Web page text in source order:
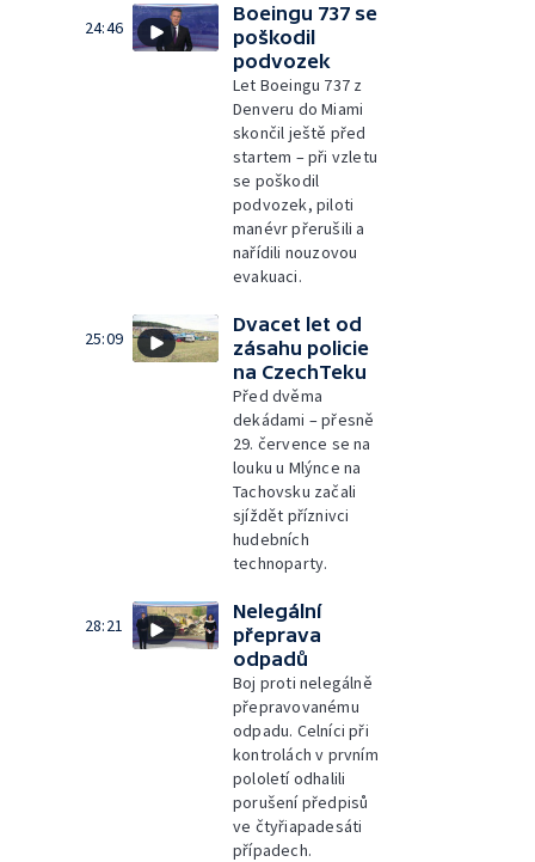
24:46
Boeingu 737 se
poškodil
podvozek
Let Boeingu 737 z
Denveru do Miami
skončil ještě před
startem – při vzletu
se poškodil
podvozek, piloti
manévr přerušili a
nařídili nouzovou
evakuaci.
25:09
Dvacet let od
zásahu policie
na CzechTeku
Před dvěma
dekádami – přesně
29. července se na
louku u Mlýnce na
Tachovsku začali
sjíždět příznivci
hudebních
technoparty.
28:21
Nelegální
přeprava
odpadů
Boj proti nelegálně
přepravovanému
odpadu. Celníci při
kontrolách v prvním
pololetí odhalili
porušení předpisů
ve čtyřiapadesáti
případech.